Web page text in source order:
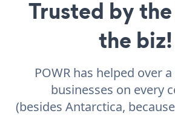
Trusted by
the biz!
POWR has helped over
businesses on every
(besides Antarctica,